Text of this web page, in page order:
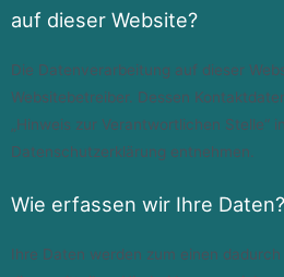
auf dieser Website?
Die Datenverarbeitung auf dieser
Websitebetreiber. Dessen
„Hinweis zur Verantwortlichen Stelle“
Datenschutzerklärung entnehmen.
Wie erfassen wir Ihre Daten?
Ihre Daten werden zum einen